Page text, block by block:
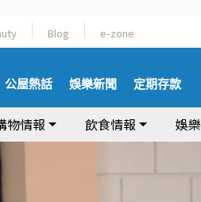
Blog e-zone
公屋熱話 娛樂新聞 定期存款
物情報 飲食情報 娛樂